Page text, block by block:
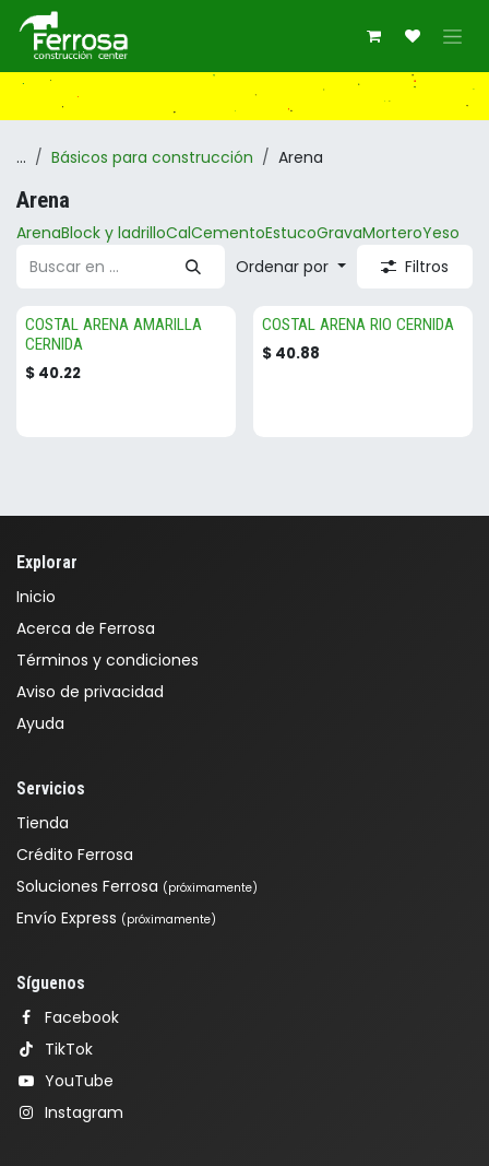
Ir al contenido
... Básicos para construcción Arena
Arena
ArenaBlock y ladrilloCalCementoEstucoGravaMorteroYeso
Ordenar por
Filtros
COSTAL ARENA AMARILLA
CERNIDA
$ 40.22
COSTAL ARENA RIO CERNIDA
$ 40.88
Explorar
Inicio
Acerca de Ferrosa
Términos y condiciones
Aviso de privacidad
Ayuda
Servicios
Tienda
Crédito Ferrosa
Soluciones Ferrosa (próximamente)
Envío Express (próximamente)
Síguenos
Facebook
TikTok
YouTube
Instagram